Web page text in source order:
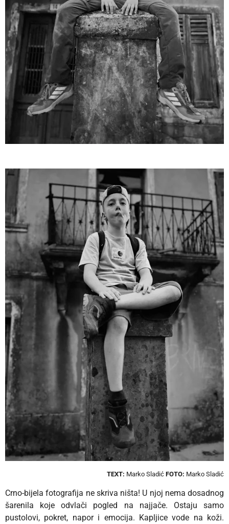
TEXT: Marko Sladić FOTO: Marko Sladić
Crno-bijela fotografija ne skriva ništa! U njoj nema dosadnog
šarenila koje odvlači pogled na najjače. Ostaju samo
pustolovi, pokret, napor i emocija. Kapljice vode na koži.